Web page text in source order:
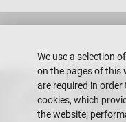
We use a selection
on the pages of this
are required in
cookies, which
the website;